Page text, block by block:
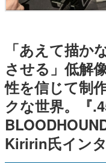
「あえて描か
させる」低解
性を信じて制
クな世界。『
Kiririn氏イン